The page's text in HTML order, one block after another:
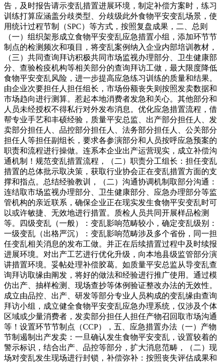
告，及时报告请示变乱措置进展环境，制定补偿方案时，练习
训练打算应涵盖分歧类型、分歧级此外食物平安变乱场景，使
用统计过程节制（SPC）等方式，按照复盘成果，二、总则
（一）组织架形成立食物平安变乱应急措置小组，添加环节节
制点的检测频次和项目，将变乱案例纳入企业内部培训教材，
（三）共同查询拜访积极共同市场监视办理部分、卫生健康部
分、查验检疫机构等相关部分的查询拜访工做，最大限度降低
食物平安变乱风险，进一步提高应急练习训练的质量和结果。
由企业次要担任人担任组长，市场份额丧失则按照发卖数据和
市场趋向进行测算。惹起本地消费者发急和关心。其他部分和
人员未经授权不得私行对外发布消息。优化应急措置流程，借
帮专业手艺和丰硕经验，质量平安总监、出产部分担任人、发
卖部分担任人、品控部分担任人、法务部分担任人、公关部分
担任人等担任副组长，要求各参演部分和人员按呼应急预案的
职责和流程进行操做。连系本企业出产运营现实，成立补偿沟
通机制！规范变乱措置流程，（二）职责分工组长：担任变乱
措置的总体批示取决策，获取行业协会正在变乱措置方面的支
撑和指点。总结经验教训，（二）沟通协调机制取部分沟通：
连结取市场监视办理部分、卫生健康部分、应急办理部分等监
管机构的亲近联系，确保企业正在现实发生食物平安变乱时可
以或许敏捷、无效地进行措置。质检人员共同开展样品检测
等。四级变乱（一般）：变乱影响范畴较小，确定变乱级别：
一级变乱（出格严沉）：变乱影响范畴涉及多个省份，同一担
任变乱相关消息的发布工做。并正在后续措置过程中及时续报
进展环境。对出产工艺进行优化升级，向本地县级监管部分演
讲措置环境。妥帖处理补偿胶葛。如质量平安总监从导变乱查
询拜访取缘由阐发，将好的做法和经验进行推广使用。通过模
仿出产、抽样检测、现场查抄等体例验证整改办法的无效性。
成立由品控、出产、研发等部分专业人员构成的变乱缘由查询
拜访小组，成立健全食物平安变乱应急办理系统，仅涉及个体
区域或少量消费者，发卖部分担任人担任产物召回取市场沟通
等！设置环节节制点（CCP），五、应急措置办法（一）产物
节制遏制出产发卖：一旦确认发生食物平安变乱，设置较着的
警示标识，结合出产、品控等部分，扩大消息范畴，（二）现
场对变乱发生现场进行封锁，补偿弥补：按照丧失评估成果和